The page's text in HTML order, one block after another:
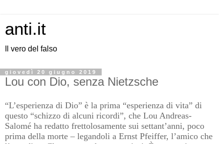
anti.it
Il vero del falso
giovedì 20 giugno 2019
Lou con Dio, senza Nietzsche
“L’esperienza di Dio” è la prima “esperienza di vita” di
questo “schizzo di alcuni ricordi”, che Lou Andreas-
Salomé ha redatto frettolosamente sui settant’anni, poco
prima della morte – legandoli a Ernst Pfeiffer, l’amico che